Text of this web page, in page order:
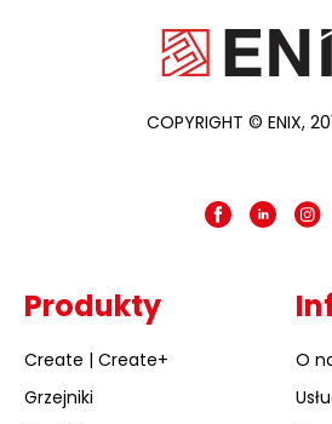
COPYRIGHT © ENIX,
Produkty
Create | Create+
Grzejniki
O